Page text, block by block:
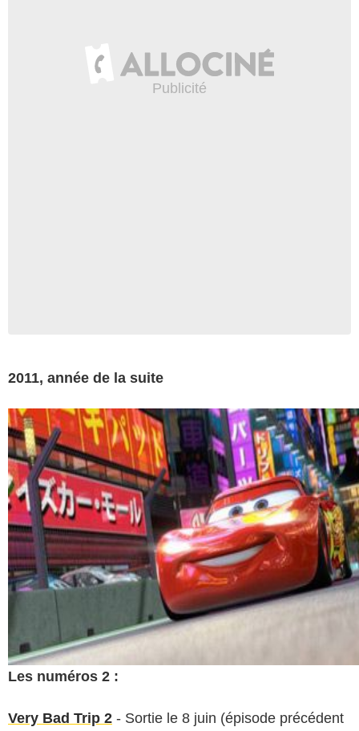
2011, année de la suite
Les numéros 2 :
Very Bad Trip 2 - Sortie le 8 juin (épisode précédent